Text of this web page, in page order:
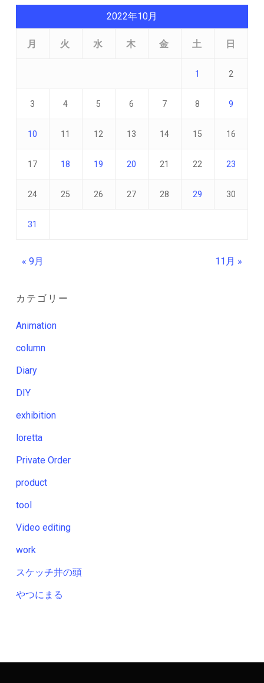
2022年10月
月 火 水 木 金 土 日
1 2
3 4 5 6 7 8 9
10 11 12 13 14 15 16
17 18 19 20 21 22 23
24 25 26 27 28 29 30
31
« 9月 11月 »
カテゴリー
Animation
column
Diary
DIY
exhibition
loretta
Private Order
product
tool
Video editing
work
スケッチ井の頭
やつにまる